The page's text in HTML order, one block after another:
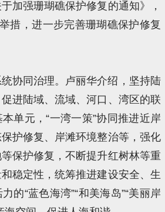
加强珊瑚礁保护修复的通知》，
措，进一步完善珊瑚礁保护修复
协同治理。卢丽华介绍，坚持陆
进陆域、流域、河口、湾区的联
单元，“一湾一策”协同推进近岸
护修复、岸滩环境整治等，强化
保护修复，不断提升红树林等重
稳定性，统筹推进建设安全、生
的“蓝色海湾”“和美海岛”“美丽岸